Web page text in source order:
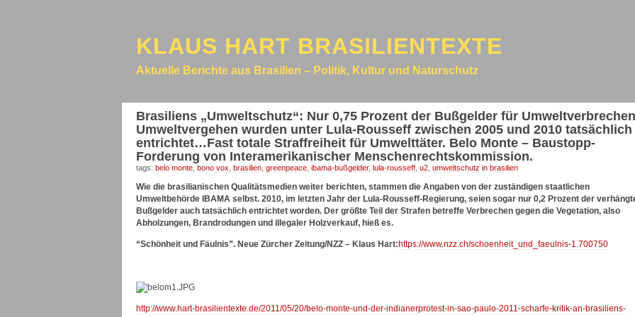
KLAUS HART BRASILIENTEXTE
Aktuelle Berichte aus Brasilien – Politik, Kultur und Naturschutz
Brasiliens „Umweltschutz“: Nur 0,75 Prozent der Bußgelder für
Umweltvergehen wurden unter Lula-Rousseff zwischen 2005 und 2010 tatsächlich
entrichtet…Fast totale Straffreiheit für Umwelttäter. Belo Monte – Baustopp-
Forderung von Interamerikanischer Menschenrechtskommission.
tags: belo monte bono vox brasilien greenpeace ibama-bußgelder, lula-rousseff u2 umweltschutz in brasilien
Wie die brasilianischen Qualitätsmedien weiter berichten, stammen die Angaben von der zuständigen staatlichen
Umweltbehörde IBAMA selbst. 2010, im letzten Jahr der Lula-Rousseff-Regierung, seien sogar nur 0,2 Prozent der
Bußgelder auch tatsächlich entrichtet worden. Der größte Teil der Strafen betreffe Verbrechen gegen die Vegetation, also
Abholzungen, Brandrodungen und illegaler Holzverkauf, hieß es.
“Schönheit und Fäulnis”. Neue Zürcher Zeitung/NZZ – Klaus Hart:https://www.nzz.ch/schoenheit_und_faeulnis-1.700750
http://www.hart-brasilientexte.de/2011/05/20/belo-monte-und-der-indianerprotest-in-sao-paulo-2011-scharfe-kritik-an-brasiliens-